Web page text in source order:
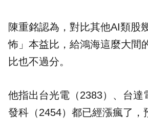
陳重銘認為，對比其他AI類股
怖」本益比，給鴻海這麼大間
比也不過分。
他指出台光電（2383）、台達
發科（2454）都已經漲瘋了，